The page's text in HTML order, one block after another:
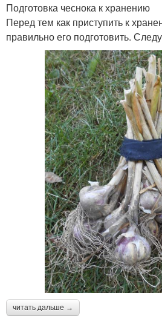
Подготовка чеснока к хранению
Перед тем как приступить к
правильно его подготовить.
читать дальше →